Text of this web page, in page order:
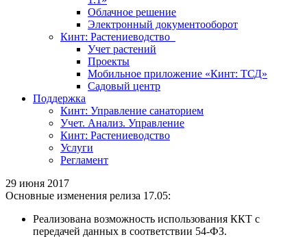
Облачное решение
Электронный документооборот
Кинт: Растениеводство
Учет растений
Проекты
Мобильное приложение «Кинт: ТСД»
Садовый центр
Поддержка
Кинт: Управление санаторием
Учет. Анализ. Управление
Кинт: Растениеводство
Услуги
Регламент
29 июня 2017
Основные изменения релиза 17.05:
Реализована возможность использования ККТ с
передачей данных в соответствии 54-ФЗ.